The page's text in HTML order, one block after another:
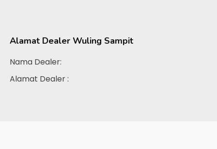
Alamat Dealer Wuling Sampit
Nama Dealer:
Alamat Dealer :